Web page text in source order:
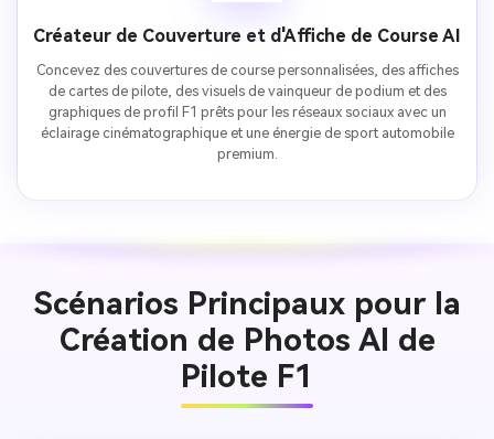
Créateur de Couverture et d'Affiche de Course AI
Concevez des couvertures de course personnalisées, des affiches
de cartes de pilote, des visuels de vainqueur de podium et des
graphiques de profil F1 prêts pour les réseaux sociaux avec un
éclairage cinématographique et une énergie de sport automobile
premium.
Scénarios Principaux pour la
Création de Photos AI de
Pilote F1